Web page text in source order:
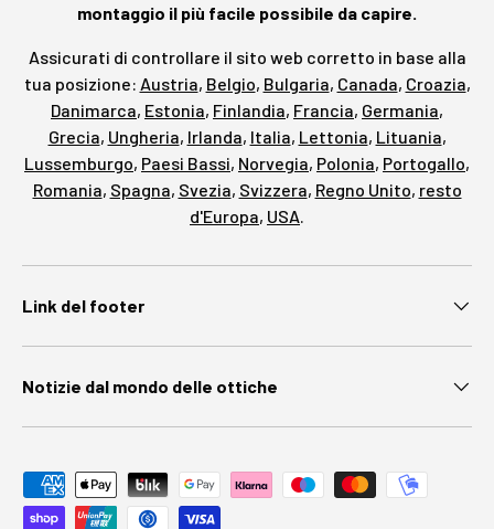
montaggio il più facile possibile da capire.
Assicurati di controllare il sito web corretto in base alla
tua posizione: Austria, Belgio, Bulgaria, Canada, Croazia,
Danimarca, Estonia, Finlandia, Francia, Germania,
Grecia, Ungheria, Irlanda, Italia, Lettonia, Lituania,
Lussemburgo, Paesi Bassi, Norvegia, Polonia, Portogallo,
Romania, Spagna, Svezia, Svizzera, Regno Unito, resto
d'Europa, USA.
Link del footer
Notizie dal mondo delle ottiche
Metodi di pagamento accettati